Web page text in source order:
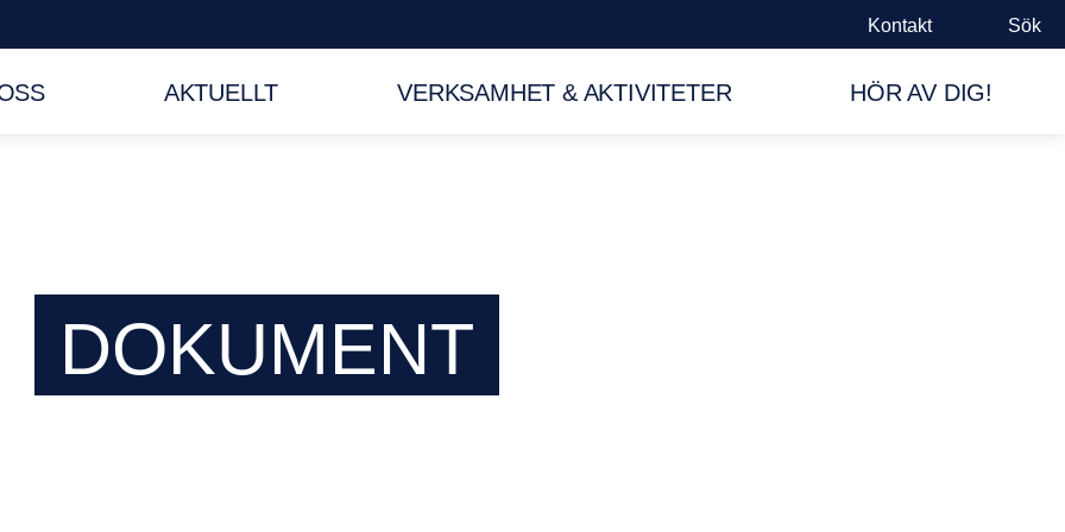
Kontakt Sök
AKTUELLT VERKSAMHET & AKTIVITETER HÖR AV DIG!
DOKUMENT